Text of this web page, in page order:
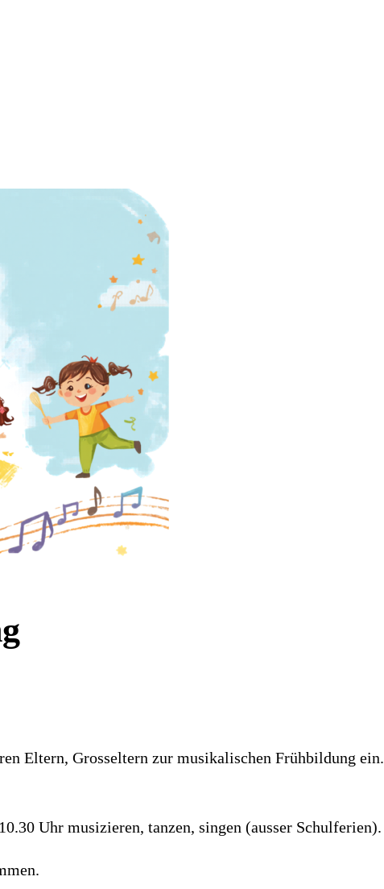
Eltern, Grosseltern zur musikalischen Frühbildung ein.
Uhr musizieren, tanzen, singen (ausser Schulferien).